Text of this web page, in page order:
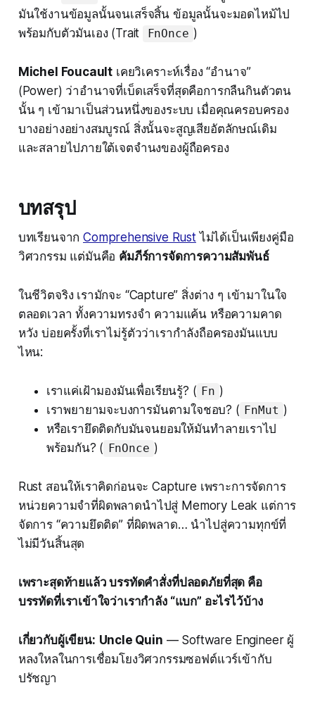
มันใช้งานข้อมูลนั้นจนเสร็จสิ้น ข้อมูลนั้นจะมอดไหม้ไป
พร้อมกับตัวมันเอง (Trait
FnOnce )
Michel Foucault เคยวิเคราะห์เรื่อง “อำนาจ”
(Power) ว่าอำนาจที่เบ็ดเสร็จที่สุดคือการกลืนกินตัวตน
นั้น ๆ เข้ามาเป็นส่วนหนึ่งของระบบ เมื่อคุณครอบครอง
บางอย่างอย่างสมบูรณ์ สิ่งนั้นจะสูญเสียอัตลักษณ์เดิม
และสลายไปภายใต้เจตจำนงของผู้ถือครอง
บทสรุป
บทเรียนจากComprehensive Rustไม่ได้เป็นเพียงคู่มือ
วิศวกรรม แต่มันคือ คัมภีร์การจัดการความสัมพันธ์
ในชีวิตจริง เรามักจะ “Capture” สิ่งต่าง ๆ เข้ามาในใจ
ตลอดเวลา ทั้งความทรงจำ ความแค้น หรือความคาด
หวัง บ่อยครั้งที่เราไม่รู้ตัวว่าเรากำลังถือครองมันแบบ
ไหน:
เราแค่เฝ้ามองมันเพื่อเรียนรู้? ( Fn )
เราพยายามจะบงการมันตามใจชอบ? ( FnMut )
หรือเรายึดติดกับมันจนยอมให้มันทำลายเราไป
พร้อมกัน? ( FnOnce )
Rust สอนให้เราคิดก่อนจะ Capture เพราะการจัดการ
หน่วยความจำที่ผิดพลาดนำไปสู่ Memory Leak แต่การ
จัดการ “ความยึดติด” ที่ผิดพลาด… นำไปสู่ความทุกข์ที่
ไม่มีวันสิ้นสุด
เพราะสุดท้ายแล้ว บรรทัดคำสั่งที่ปลอดภัยที่สุด คือ
บรรทัดที่เราเข้าใจว่าเรากำลัง “แบก” อะไรไว้บ้าง
เกี่ยวกับผู้เขียน: Uncle Quin — Software Engineer ผู้
หลงใหลในการเชื่อมโยงวิศวกรรมซอฟต์แวร์เข้ากับ
ปรัชญา